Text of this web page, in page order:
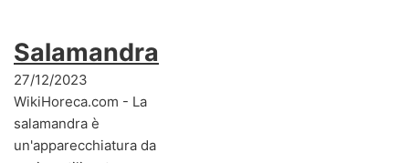
Salamandra
27/12/2023
WikiHoreca.com - La
salamandra è
un'apparecchiatura da